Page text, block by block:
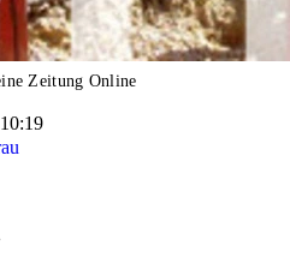
Zeitung Online